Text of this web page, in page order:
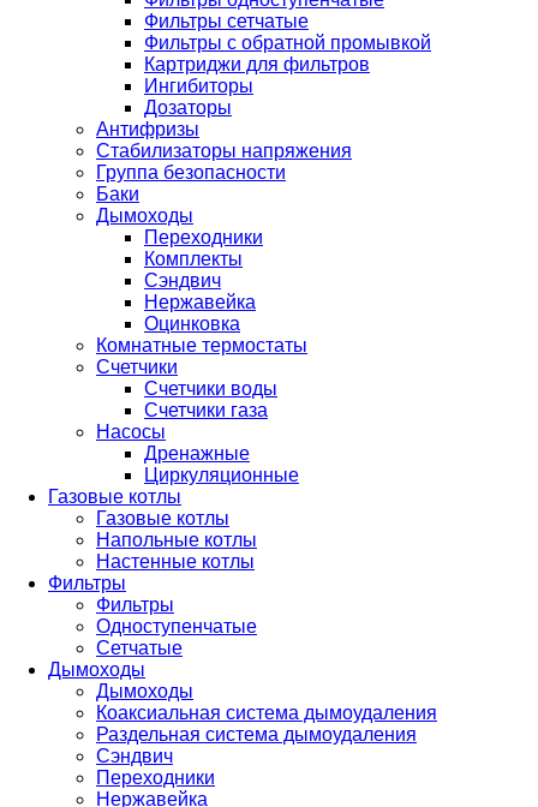
Фильтры сетчатые
Фильтры с обратной промывкой
Картриджи для фильтров
Ингибиторы
Дозаторы
Антифризы
Стабилизаторы напряжения
Группа безопасности
Баки
Дымоходы
Переходники
Комплекты
Сэндвич
Нержавейка
Оцинковка
Комнатные термостаты
Счетчики
Счетчики воды
Счетчики газа
Насосы
Дренажные
Циркуляционные
Газовые котлы
Газовые котлы
Напольные котлы
Настенные котлы
Фильтры
Фильтры
Одноступенчатые
Сетчатые
Дымоходы
Дымоходы
Коаксиальная система дымоудаления
Раздельная система дымоудаления
Сэндвич
Переходники
Нержавейка